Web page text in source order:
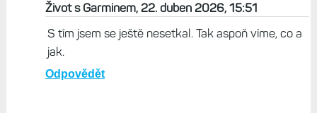
Život s Garminem, 22. duben 2026, 15:51
S tím jsem se ještě nesetkal. Tak aspoň víme, co a
jak.
Odpovědět